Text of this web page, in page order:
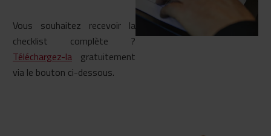
Vous souhaitez recevoir la
checklist complète ?
Téléchargez-la gratuitement
via le bouton ci-dessous.